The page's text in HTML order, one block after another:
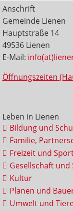
Anschrift
Gemeinde Lienen
Hauptstraße 14
49536 Lienen
E-Mail:
Öffnungszeiten
Leben in Lienen
Bildung und
Familie,
Freizeit und
Gesellschaft und
Kultur
Planen und
Umwelt und